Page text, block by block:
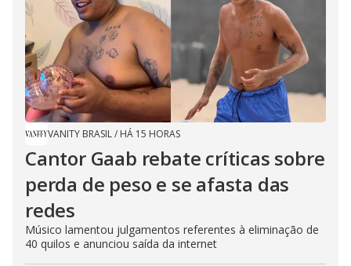
VANITY BRASIL/ HÁ 15 HORAS
Cantor Gaab rebate críticas sobre
perda de peso e se afasta das
redes
Músico lamentou julgamentos referentes à eliminação de
40 quilos e anunciou saída da internet